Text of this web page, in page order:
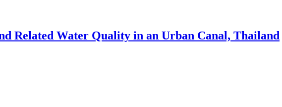
Related Water Quality in an Urban Canal, Thailand